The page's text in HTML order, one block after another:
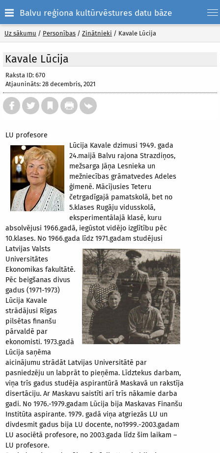
Balvu reģiona kultūrvēstures datu bāze
Uz sākumu / Personības / Zinātnieki / Kavale Lūcija
Kavale Lūcija
Raksta ID: 670
Atjaunināts: 28 decembris, 2021
LU profesore
Lūcija Kavale dzimusi 1949. gada
24.maijā Balvu rajona Strazdiņos,
mežsarga Jāņa Lesnieka un
mežniecības grāmatvedes Adeles
ģimenē. Mācījusies Teteru
četrgadīgajā pamatskolā, bet no
5.klases Rugāju vidusskolā,
eksperimentālajā klasē, kuru
absolvējusi 1966.gadā, iegūstot vidējo izglītību pēc
10.klases. No 1966.gada līdz 1971.gadam studējusi
Latvijas Valsts
Universitātes
Ekonomikas fakultātē.
Pēc beigšanas divus
gadus (1971-1973)
Lūcija Kavale
strādājusi Rīgas
pilsētas finanšu
pārvaldē par
ekonomisti. 1973.gadā
Lūcija saņēma
aicinājumu strādāt Latvijas Universitātē par
pasniedzēju un labprāt to pieņēma. Līdztekus darbam,
viņa trīs gadus studēja aspirantūrā Maskavā un rakstīja
disertāciju. Ar Maskavu saistīti arī trīs nākamie darba
gadi. No 1976.-1979.gadam Lūcija bija Maskavas Finanšu
Institūta aspirante. 1979. gadā viņa atgriezās LU un
divdesmit gadus bija LU docente, no1999.-2003.gadam
LU asociētā profesore, no 2003.gada līdz šim laikam –
LU profesore.